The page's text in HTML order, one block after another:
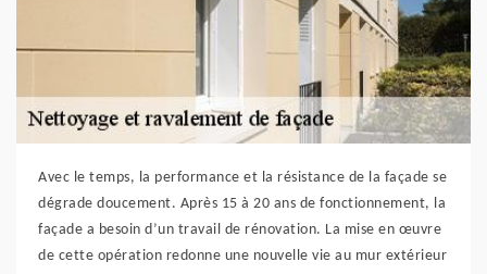
Avec le temps, la performance et la résistance de la façade se
dégrade doucement. Après 15 à 20 ans de fonctionnement, la
façade a besoin d’un travail de rénovation. La mise en œuvre
de cette opération redonne une nouvelle vie au mur extérieur